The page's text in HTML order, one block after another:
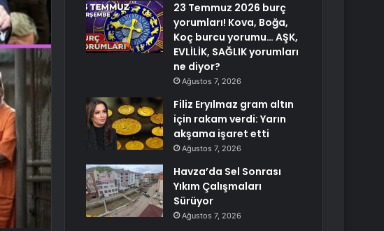
23 Temmuz 2026 burç
yorumları! Kova, Boğa,
Koç burcu yorumu… AŞK,
EVLİLİK, SAĞLIK yorumları
ne diyor?
Ağustos 7, 2026
Filiz Eryılmaz gram altın
için rakam verdi: Yarın
akşama işaret etti
Ağustos 7, 2026
Havza’da Sel Sonrası
Yıkım Çalışmaları
Sürüyor
Ağustos 7, 2026